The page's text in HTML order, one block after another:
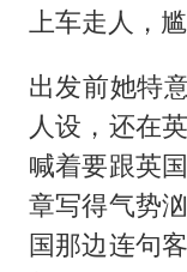
上车走人，
出发前她特
人设，还在
喊着要跟英
章写得气势
国那边连句